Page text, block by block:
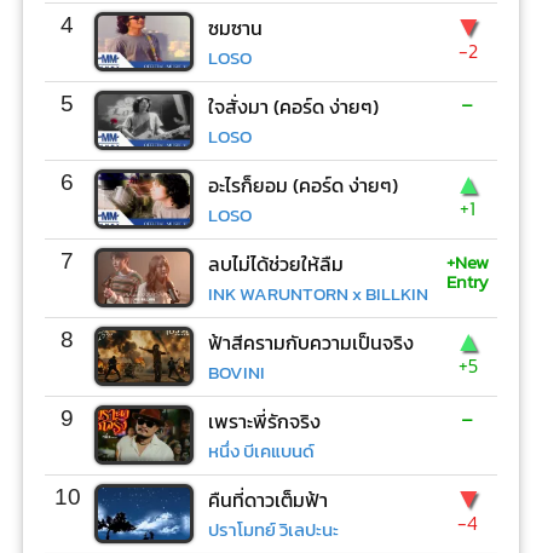
4 ซมซาน
LOSO
▼
-2
5 ใจสั่งมา (คอร์ด ง่ายๆ)
LOSO
-
6 อะไรก็ยอม (คอร์ด ง่ายๆ)
LOSO
▲
+1
7 ลบไม่ได้ช่วยให้ลืม
INK WARUNTORN x BILLKIN
+New
Entry
8 ฟ้าสีครามกับความเป็นจริง
BOVINI
▲
+5
9 เพราะพี่รักจริง
หนึ่ง บีเคแบนด์
-
10 คืนที่ดาวเต็มฟ้า
ปราโมทย์ วิเลปะนะ
▼
-4